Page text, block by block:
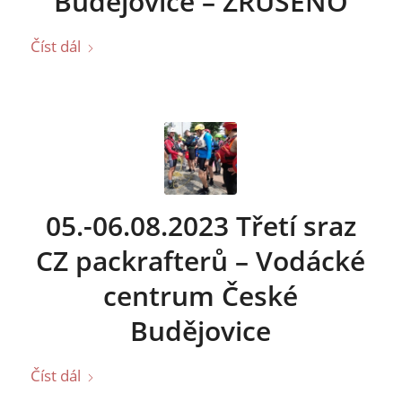
Číst dál
05.-06.08.2023 Třetí sraz
CZ packrafterů – Vodácké
centrum České
Budějovice
Číst dál